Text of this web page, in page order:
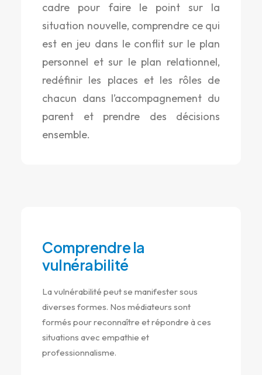
cadre pour faire le point sur la
situation nouvelle, comprendre ce qui
est en jeu dans le conflit sur le plan
personnel et sur le plan relationnel,
redéfinir les places et les rôles de
chacun dans l’accompagnement du
parent et prendre des décisions
ensemble.
Comprendre la
vulnérabilité
La vulnérabilité peut se manifester sous
diverses formes. Nos médiateurs sont
formés pour reconnaître et répondre à ces
situations avec empathie et
professionnalisme.